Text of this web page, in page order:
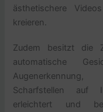
ästhetischere
kreieren.
Zudem besitzt die
automatische
Scharfstellen auf
erleichtert und